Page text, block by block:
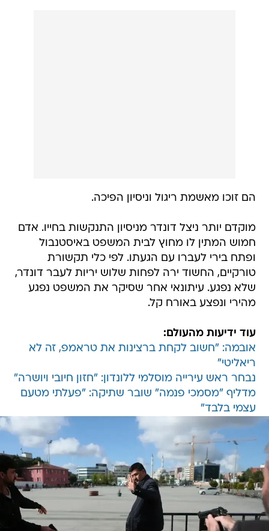
הם זוכו מאשמת ריגול וניסיון הפיכה.
מוקדם יותר ניצל דונדר מניסיון התנקשות בחייו. אדם
חמוש המתין לו מחוץ לבית המשפט באיסטנבול
ופתח בירי לעברו עם הגעתו. לפי כלי תקשורת
טורקיים, החשוד ירה לפחות שלוש יריות לעבר דונדר,
שלא נפגע. עיתונאי אחר שסיקר את המשפט נפגע
מהירי ונפצע באורח קל.
עוד ידיעות מהעולם:
אובמה: "חשוב לקחת ברצינות את טראמפ, זה לא
ריאליטי"
נבחר ראש עירייה מוסלמי ללונדון: "חזון חיובי ויושרה"
מדליף "מסמכי פנמה" שובר שתיקה: "פעלתי מטעם
עצמי בלבד"